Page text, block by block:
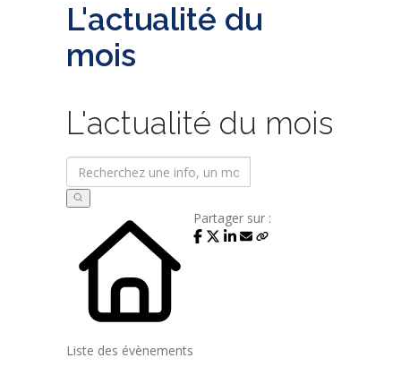
L'actualité du
mois
L'actualité du mois
Liste des évènements
Partager sur :